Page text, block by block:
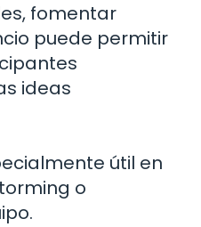
fomentar
puede permitir
ideas
útil en
o